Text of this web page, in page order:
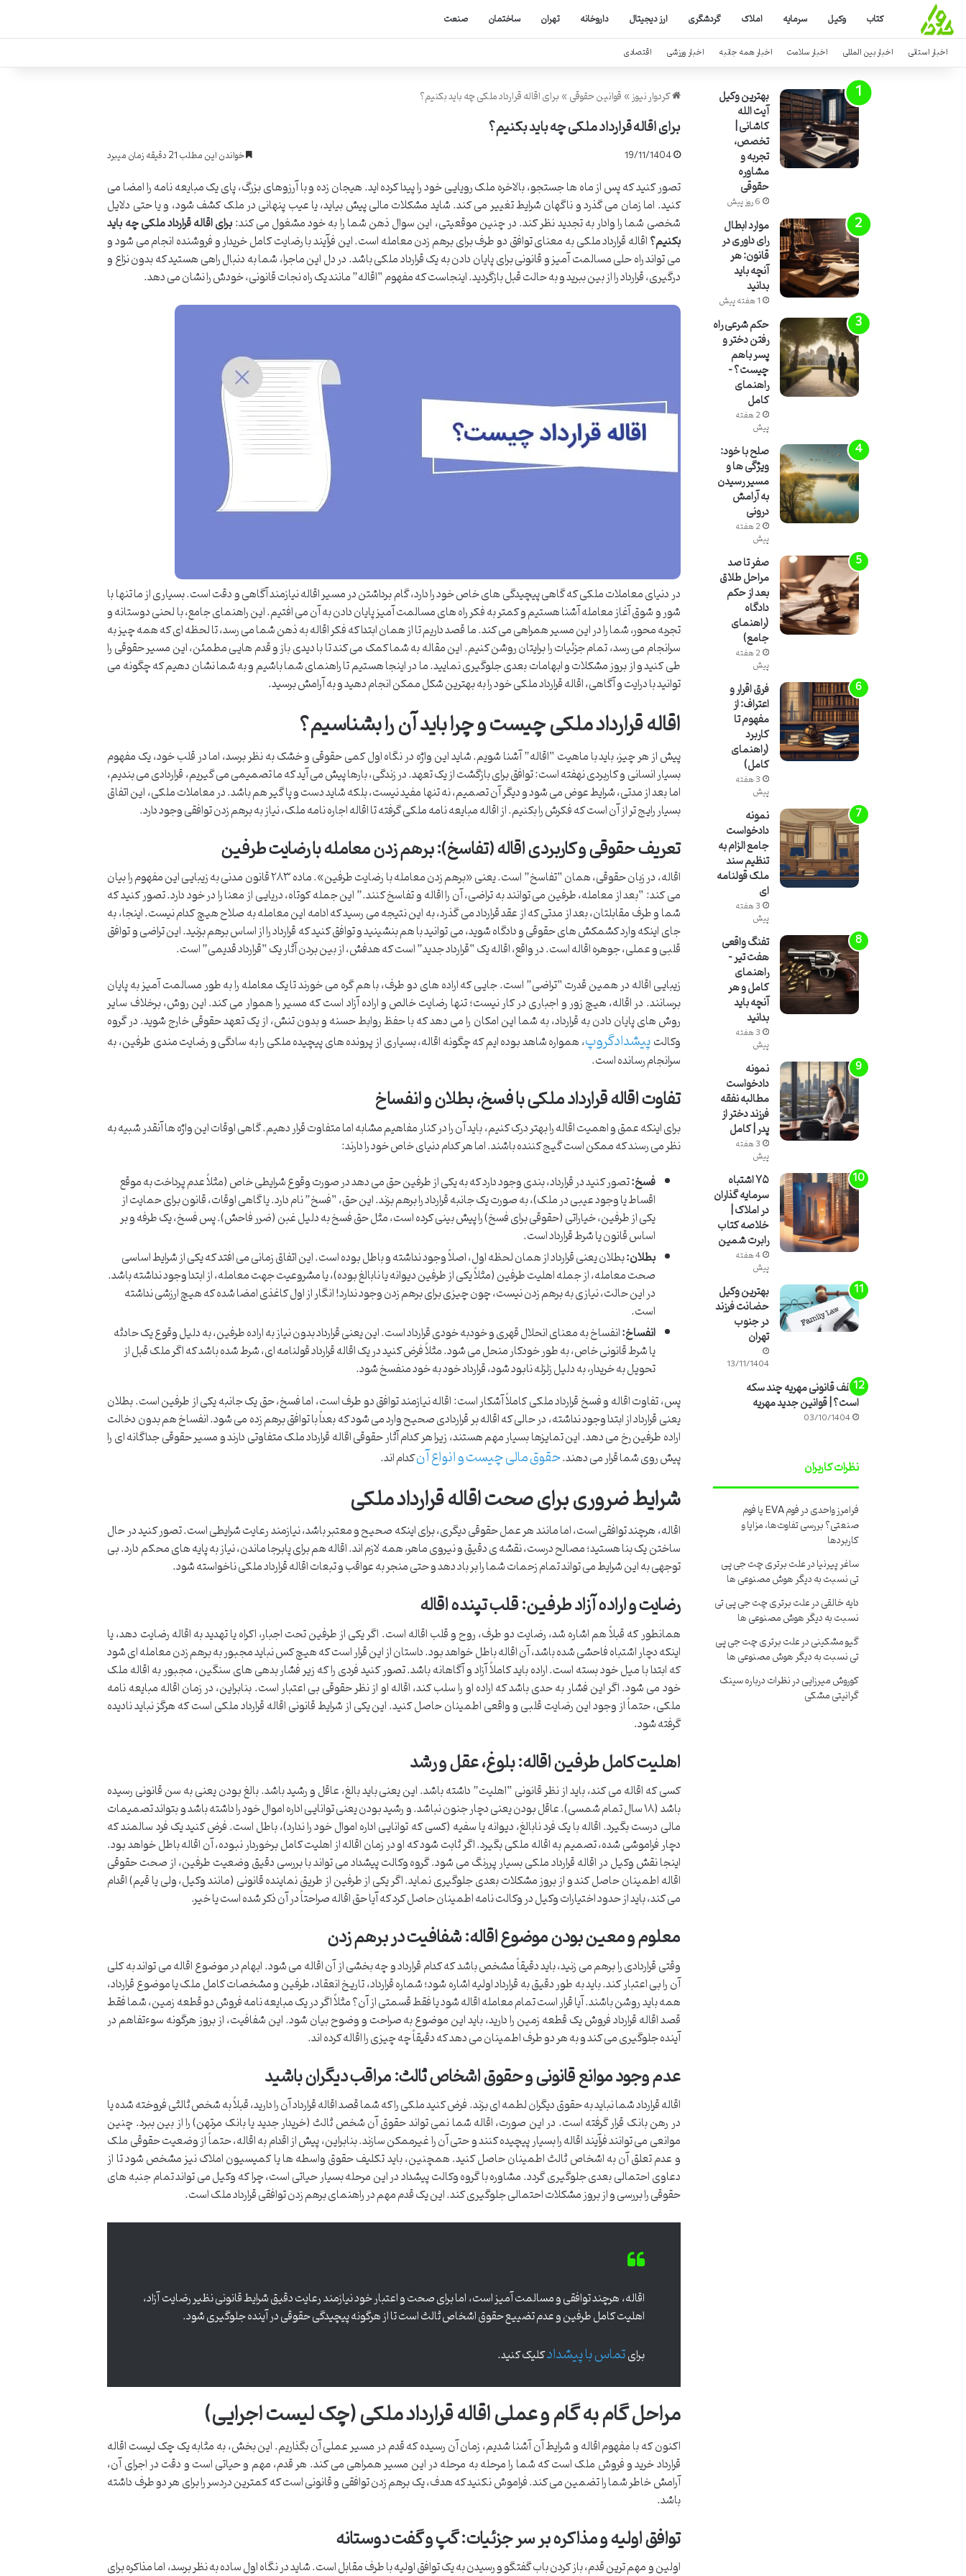
کتاب وکیل سرمایه املاک گردشگری ارز دیجیتال داروخانه تهران ساختمان صنعت
اخبار استانی اخبار بین المللی اخبار سلامت اخبار همه جانبه اخبار ورزشی اقتصادی
کردوار نیوز»قوانین حقوقی»برای اقاله قرارداد ملکی چه باید بکنیم؟
برای اقاله قرارداد ملکی چه باید بکنیم؟
19/11/1404 خواندن این مطلب 21 دقیقه زمان میبرد
تصور کنید که پس از ماه ها جستجو، بالاخره ملک رویایی خود را پیدا کرده اید. هیجان زده و با آرزوهای بزرگ، پای یک مبایعه نامه را امضا می
کنید. اما زمان می گذرد و ناگهان شرایط تغییر می کند. شاید مشکلات مالی پیش بیاید، یا عیب پنهانی در ملک کشف شود، و یا حتی دلایل
شخصی شما را وادار به تجدید نظر کند. در چنین موقعیتی، این سوال ذهن شما را به خود مشغول می کند:برای اقاله قرارداد ملکی چه باید
بکنیم؟اقاله قرارداد ملکی به معنای توافق دو طرف برای برهم زدن معامله است. این فرآیند با رضایت کامل خریدار و فروشنده انجام می شود و
می تواند راه حلی مسالمت آمیز و قانونی برای پایان دادن به یک قرارداد ملکی باشد. در دل این ماجرا، شما به دنبال راهی هستید که بدون نزاع و
درگیری، قرارداد را از بین ببرید و به حالت قبل بازگردید. اینجاست که مفهوم “اقاله” مانند یک راه نجات قانونی، خودش را نشان می دهد.
در دنیای معاملات ملکی که گاهی پیچیدگی های خاص خود را دارد، گام برداشتن در مسیر اقاله نیازمند آگاهی و دقت است. بسیاری از ما تنها با
شور و شوق آغاز معامله آشنا هستیم و کمتر به فکر راه های مسالمت آمیز پایان دادن به آن می افتیم. این راهنمای جامع، با لحنی دوستانه و
تجربه محور، شما را در این مسیر همراهی می کند. ما قصد داریم تا از همان ابتدا که فکر اقاله به ذهن شما می رسد، تا لحظه ای که همه چیز به
سرانجام می رسد، تمام جزئیات را برایتان روشن کنیم. این مقاله به شما کمک می کند تا با دیدی باز و قدم هایی مطمئن، این مسیر حقوقی را
طی کنید و از بروز مشکلات و ابهامات بعدی جلوگیری نمایید. ما در اینجا هستیم تا راهنمای شما باشیم و به شما نشان دهیم که چگونه می
توانید با درایت و آگاهی، اقاله قرارداد ملکی خود را به بهترین شکل ممکن انجام دهید و به آرامش برسید.
اقاله قرارداد ملکی چیست و چرا باید آن را بشناسیم؟
پیش از هر چیز، باید با ماهیت “اقاله” آشنا شویم. شاید این واژه در نگاه اول کمی حقوقی و خشک به نظر برسد، اما در قلب خود، یک مفهوم
بسیار انسانی و کاربردی نهفته است: توافق برای بازگشت از یک تعهد. در زندگی، بارها پیش می آید که ما تصمیمی می گیریم، قراردادی می بندیم،
اما بعد از مدتی، شرایط عوض می شود و دیگر آن تصمیم، نه تنها مفید نیست، بلکه شاید دست و پا گیر هم باشد. در معاملات ملکی، این اتفاق
بسیار رایج تر از آن است که فکرش را بکنیم. از اقاله مبایعه نامه ملکی گرفته تا اقاله اجاره نامه ملک، نیاز به برهم زدن توافقی وجود دارد.
تعریف حقوقی و کاربردی اقاله (تفاسخ): برهم زدن معامله با رضایت طرفین
اقاله، در زبان حقوقی، همان “تفاسخ” است. یعنی «برهم زدن معامله با رضایت طرفین». ماده ۲۸۳ قانون مدنی به زیبایی این مفهوم را بیان
می کند: “بعد از معامله، طرفین می توانند به تراضی، آن را اقاله و تفاسخ کنند.” این جمله کوتاه، دریایی از معنا را در خود دارد. تصور کنید که
شما و طرف مقابلتان، بعد از مدتی که از عقد قرارداد می گذرد، به این نتیجه می رسید که ادامه این معامله به صلاح هیچ کدام نیست. اینجا، به
جای اینکه وارد کشمکش های حقوقی و دادگاه شوید، می توانید با هم بنشینید و توافق کنید که قرارداد را از اساس برهم بزنید. این تراضی و توافق
قلبی و عملی، جوهره اقاله است. در واقع، اقاله یک “قرارداد جدید” است که هدفش، از بین بردن آثار یک “قرارداد قدیمی” است.
زیبایی اقاله در همین قدرت “تراضی” است. جایی که اراده های دو طرف، با هم گره می خورند تا یک معامله را به طور مسالمت آمیز به پایان
برسانند. در اقاله، هیچ زور و اجباری در کار نیست؛ تنها رضایت خالص و اراده آزاد است که مسیر را هموار می کند. این روش، برخلاف سایر
روش های پایان دادن به قرارداد، به شما این امکان را می دهد که با حفظ روابط حسنه و بدون تنش، از یک تعهد حقوقی خارج شوید. در گروه
وکالتپیشدادگروپ، همواره شاهد بوده ایم که چگونه اقاله، بسیاری از پرونده های پیچیده ملکی را به سادگی و رضایت مندی طرفین، به
سرانجام رسانده است.
تفاوت اقاله قرارداد ملکی با فسخ، بطلان و انفساخ
برای اینکه عمق و اهمیت اقاله را بهتر درک کنیم، باید آن را در کنار مفاهیم مشابه اما متفاوت قرار دهیم. گاهی اوقات این واژه ها آنقدر شبیه به
نظر می رسند که ممکن است گیج کننده باشند. اما هر کدام دنیای خاص خود را دارند:
فسخ:تصور کنید در قرارداد، بندی وجود دارد که به یکی از طرفین حق می دهد در صورت وقوع شرایطی خاص (مثلاً عدم پرداخت به موقع
اقساط یا وجود عیبی در ملک)، به صورت یک جانبه قرارداد را برهم بزند. این حق، “فسخ” نام دارد. یا گاهی اوقات، قانون برای حمایت از
یکی از طرفین، خیاراتی (حقوقی برای فسخ) را پیش بینی کرده است، مثل حق فسخ به دلیل غبن (ضرر فاحش). پس فسخ، یک طرفه و بر
اساس قانون یا شرط قرارداد است.
بطلان:بطلان یعنی قرارداد از همان لحظه اول، اصلاً وجود نداشته و باطل بوده است. این اتفاق زمانی می افتد که یکی از شرایط اساسی
صحت معامله، از جمله اهلیت طرفین (مثلاً یکی از طرفین دیوانه یا نابالغ بوده)، یا مشروعیت جهت معامله، از ابتدا وجود نداشته باشد.
در این حالت، نیازی به برهم زدن نیست، چون چیزی برای برهم زدن وجود ندارد! انگار از اول کاغذی امضا شده که هیچ ارزشی نداشته
است.
انفساخ:انفساخ به معنای انحلال قهری و خودبه خودی قرارداد است. این یعنی قرارداد بدون نیاز به اراده طرفین، به دلیل وقوع یک حادثه
یا شرط قانونی خاص، به طور خودکار منحل می شود. مثلاً فرض کنید در یک اقاله قرارداد قولنامه ای، شرط شده باشد که اگر ملک قبل از
تحویل به خریدار، به دلیل زلزله نابود شود، قرارداد خود به خود منفسخ شود.
پس، تفاوت اقاله و فسخ قرارداد ملکی کاملاً آشکار است: اقاله نیازمند توافق دو طرف است، اما فسخ، حق یک جانبه یکی از طرفین است. بطلان
یعنی قرارداد از ابتدا وجود نداشته، در حالی که اقاله بر قراردادی صحیح وارد می شود که بعداً با توافق برهم زده می شود. انفساخ هم بدون دخالت
اراده طرفین رخ می دهد. این تمایزها بسیار مهم هستند، زیرا هر کدام آثار حقوقی اقاله قرارداد ملک متفاوتی دارند و مسیر حقوقی جداگانه ای را
پیش روی شما قرار می دهند.حقوق مالی چیست و انواع آنکدام اند.
شرایط ضروری برای صحت اقاله قرارداد ملکی
اقاله، هرچند توافقی است، اما مانند هر عمل حقوقی دیگری، برای اینکه صحیح و معتبر باشد، نیازمند رعایت شرایطی است. تصور کنید در حال
ساختن یک بنا هستید؛ مصالح درست، نقشه ی دقیق و نیروی ماهر، همه لازم اند. اقاله هم برای پابرجا ماندن، نیاز به پایه های محکم دارد. بی
توجهی به این شرایط می تواند تمام زحمات شما را بر باد دهد و حتی منجر به عواقب و تبعات اقاله قرارداد ملکی ناخواسته شود.
رضایت و اراده آزاد طرفین: قلب تپنده اقاله
همانطور که قبلاً هم اشاره شد، رضایت دو طرف، روح و قلب اقاله است. اگر یکی از طرفین تحت اجبار، اکراه یا تهدید به اقاله رضایت دهد، یا
اینکه دچار اشتباه فاحشی شده باشد، آن اقاله باطل خواهد بود. داستان از این قرار است که هیچ کس نباید مجبور به برهم زدن معامله ای شود
که ابتدا با میل خود بسته است. اراده باید کاملاً آزاد و آگاهانه باشد. تصور کنید فردی را که زیر فشار بدهی های سنگین، مجبور به اقاله ملک
خود می شود. اگر این فشار به حدی باشد که اراده او را سلب کند، اقاله او از نظر حقوقی بی اعتبار است. بنابراین، در زمان اقاله مبایعه نامه
ملکی، حتماً از وجود این رضایت قلبی و واقعی اطمینان حاصل کنید. این یکی از شرایط قانونی اقاله قرارداد ملکی است که هرگز نباید نادیده
گرفته شود.
اهلیت کامل طرفین اقاله: بلوغ، عقل و رشد
کسی که اقاله می کند، باید از نظر قانونی “اهلیت” داشته باشد. این یعنی باید بالغ، عاقل و رشید باشد. بالغ بودن یعنی به سن قانونی رسیده
باشد (۱۸ سال تمام شمسی). عاقل بودن یعنی دچار جنون نباشد. و رشید بودن یعنی توانایی اداره اموال خود را داشته باشد و بتواند تصمیمات
مالی درست بگیرد. اقاله با یک فرد نابالغ، دیوانه یا سفیه (کسی که توانایی اداره اموال خود را ندارد)، باطل است. فرض کنید یک فرد سالمند که
دچار فراموشی شده، تصمیم به اقاله ملکی بگیرد. اگر ثابت شود که او در زمان اقاله از اهلیت کامل برخوردار نبوده، آن اقاله باطل خواهد بود.
اینجا نقش وکیل در اقاله قرارداد ملکی بسیار پررنگ می شود. گروه وکالت پیشداد می تواند با بررسی دقیق وضعیت طرفین، از صحت حقوقی
اقاله اطمینان حاصل کند و از بروز مشکلات بعدی جلوگیری نماید. اگر یکی از طرفین از طریق نماینده قانونی (مانند وکیل، ولی یا قیم) اقدام
می کند، باید از حدود اختیارات وکیل در وکالت نامه اطمینان حاصل کرد که آیا حق اقاله صراحتاً در آن ذکر شده است یا خیر.
معلوم و معین بودن موضوع اقاله: شفافیت در برهم زدن
وقتی قراردادی را برهم می زنید، باید دقیقاً مشخص باشد که کدام قرارداد و چه بخشی از آن اقاله می شود. ابهام در موضوع اقاله می تواند به کلی
آن را بی اعتبار کند. باید به طور دقیق به قرارداد اولیه اشاره شود؛ شماره قرارداد، تاریخ انعقاد، طرفین و مشخصات کامل ملک یا موضوع قرارداد،
همه باید روشن باشند. آیا قرار است تمام معامله اقاله شود یا فقط قسمتی از آن؟ مثلاً اگر در یک مبایعه نامه فروش دو قطعه زمین، شما فقط
قصد اقاله قرارداد فروش یک قطعه زمین را دارید، باید این موضوع به صراحت و وضوح بیان شود. این شفافیت، از بروز هرگونه سوءتفاهم در
آینده جلوگیری می کند و به هر دو طرف اطمینان می دهد که دقیقاً چه چیزی را اقاله کرده اند.
عدم وجود موانع قانونی و حقوق اشخاص ثالث: مراقب دیگران باشید
اقاله قرارداد شما نباید به حقوق دیگران لطمه ای بزند. فرض کنید ملکی را که شما قصد اقاله قرارداد آن را دارید، قبلاً به شخص ثالثی فروخته شده یا
در رهن بانک قرار گرفته است. در این صورت، اقاله شما نمی تواند حقوق آن شخص ثالث (خریدار جدید یا بانک مرتهن) را از بین ببرد. چنین
موانعی می توانند فرآیند اقاله را بسیار پیچیده کنند و حتی آن را غیرممکن سازند. بنابراین، پیش از اقدام به اقاله، حتماً از وضعیت حقوقی ملک
و عدم تعلق آن به اشخاص ثالث اطمینان حاصل کنید. همچنین، باید تکلیف حقوق واسطه ها یا کمیسیون املاک نیز مشخص شود تا از
دعاوی احتمالی بعدی جلوگیری گردد. مشاوره با گروه وکالت پیشداد در این مرحله بسیار حیاتی است، چرا که وکیل می تواند تمام جنبه های
حقوقی را بررسی و از بروز مشکلات احتمالی جلوگیری کند. این یک قدم مهم در راهنمای برهم زدن توافقی قرارداد ملک است.
اقاله، هرچند توافقی و مسالمت آمیز است، اما برای صحت و اعتبار خود نیازمند رعایت دقیق شرایط قانونی نظیر رضایت آزاد،
اهلیت کامل طرفین و عدم تضییع حقوق اشخاص ثالث است تا از هرگونه پیچیدگی حقوقی در آینده جلوگیری شود.
برایتماس با پیشدادکلیک کنید.
مراحل گام به گام و عملی اقاله قرارداد ملکی (چک لیست اجرایی)
اکنون که با مفهوم اقاله و شرایط آن آشنا شدیم، زمان آن رسیده که قدم در مسیر عملی آن بگذاریم. این بخش، به مثابه یک چک لیست اقاله
قرارداد خرید و فروش ملک است که شما را مرحله به مرحله در این مسیر همراهی می کند. هر قدم، مهم و حیاتی است و دقت در اجرای آن،
آرامش خاطر شما را تضمین می کند. فراموش نکنید که هدف، یک برهم زدن توافقی و قانونی است که کمترین دردسر را برای هر دو طرف داشته
باشد.
توافق اولیه و مذاکره بر سر جزئیات: گپ و گفت دوستانه
اولین و مهم ترین قدم، باز کردن باب گفتگو و رسیدن به یک توافق اولیه با طرف مقابل است. شاید در نگاه اول ساده به نظر برسد، اما مذاکره برای
بهترین وکیل
آیت الله
کاشانی |
تخصص،
تجربه و
مشاوره
حقوقی
6 روز پیش
موارد ابطال
رای داوری در
قانون: هر
آنچه باید
بدانید
1 هفته پیش
حکم شرعی راه
رفتن دختر و
پسر باهم
چیست؟ –
راهنمای
کامل
2 هفته
پیش
صلح با خود:
ویژگی ها و
مسیر رسیدن
به آرامش
درونی
2 هفته
پیش
صفر تا صد
مراحل طلاق
بعد از حکم
دادگاه
(راهنمای
جامع)
2 هفته
پیش
فرق اقرار و
اعتراف: از
مفهوم تا
کاربرد
(راهنمای
کامل)
3 هفته
پیش
نمونه
دادخواست
جامع الزام به
تنظیم سند
ملک قولنامه
ای
3 هفته
پیش
تفنگ واقعی
هفت تیر –
راهنمای
کامل و هر
آنچه باید
بدانید
3 هفته
پیش
نمونه
دادخواست
مطالبه نفقه
فرزند دختر از
پدر | کامل
3 هفته
پیش
۷۵ اشتباه
سرمایه گذاران
در املاک |
خلاصه کتاب
رابرت شمین
4 هفته
پیش
بهترین وکیل
حضانت فرزند
در جنوب
تهران
13/11/1404
سقف قانونی مهریه چند سکه
است؟ | قوانین جدید مهریه
03/10/1404
نظرات کاربران
فرامرز واحدیدر فوم EVA یا فوم
صنعتی؟ بررسی تفاوت‌ها، مزایا و
کاربردها
ساغر پیرنیادرعلت برتری چت جی پی
تی نسبت به دیگر هوش مصنوعی ها
دایه خالقیدرعلت برتری چت جی پی تی
نسبت به دیگر هوش مصنوعی ها
گیو مشکینیدرعلت برتری چت جی پی
تی نسبت به دیگر هوش مصنوعی ها
کوروش میرزاییدرنظرات درباره سینک
گرانیتی مشکی